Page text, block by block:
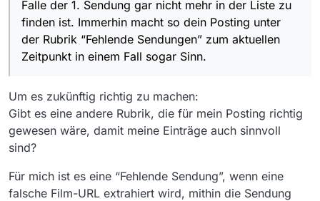
Webpage. Der Crawler sucht jedoch nur 14 Tage zurück,
prüft jedoch bei älteren Sendungen, ob die Video-URL
noch gültig ist. Er stellt diese Nacht fest, dass die Video-
URL nicht mehr gültig ist und nimmt den
entsprechenden Beitrag aus der Filmliste.
Falle der 1. Sendung gar nicht mehr in der Liste zu
finden ist. Immerhin macht so dein Posting unter
der Rubrik “Fehlende Sendungen” zum aktuellen
Zeitpunkt in einem Fall sogar Sinn.
Um es zukünftig richtig zu machen:
Gibt es eine andere Rubrik, die für mein Posting richtig
gewesen wäre, damit meine Einträge auch sinnvoll
sind?
Für mich ist es eine “Fehlende Sendung”, wenn eine
falsche Film-URL extrahiert wird, mithin die Sendung